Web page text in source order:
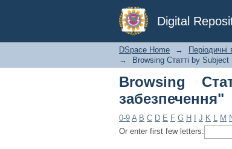
Digital
Browsing
DSpace Home → Періодичні
→
Browsing Статті by Subject
Browsing
забезпечення"
0-9 A B C D E F G H J K L M
Or enter first few letters: